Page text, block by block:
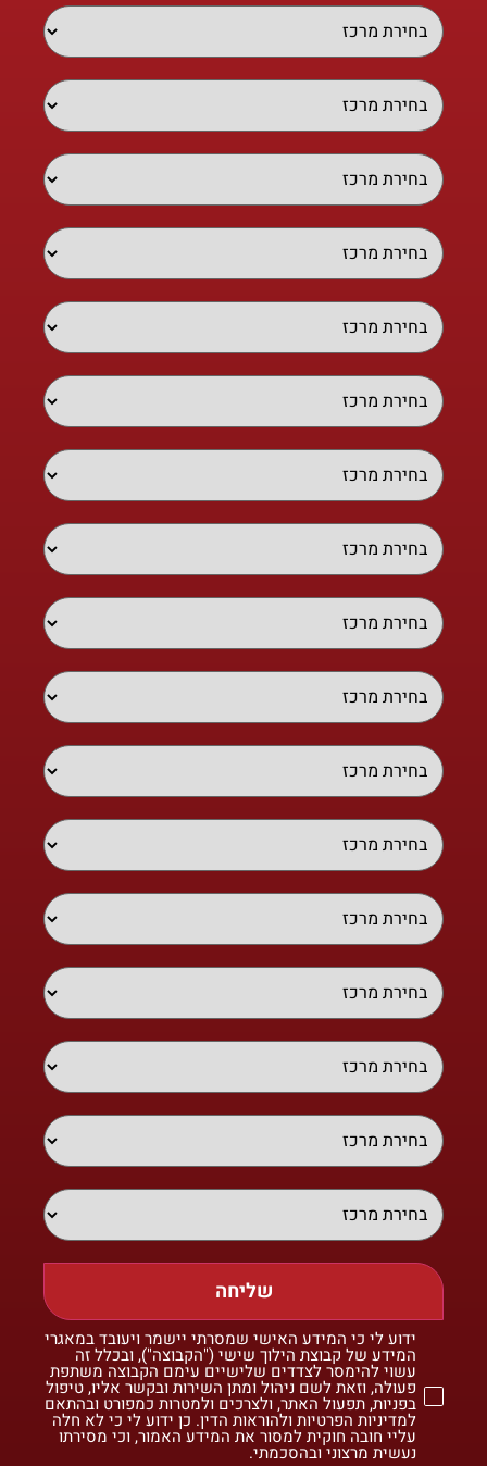
שליחה
ידוע לי כי המידע האישי שמסרתי יישמר ויעובד במאגרי
המידע של קבוצת הילוך שישי ("הקבוצה"), ובכלל זה
עשוי להימסר לצדדים שלישיים עימם הקבוצה משתפת
פעולה, וזאת לשם ניהול ומתן השירות ובקשר אליו, טיפול
בפניות, תפעול האתר, ולצרכים ולמטרות כמפורט ובהתאם
למדיניות הפרטיות ולהוראות הדין. כן ידוע לי כי לא חלה
עליי חובה חוקית למסור את המידע האמור, וכי מסירתו
נעשית מרצוני ובהסכמתי.